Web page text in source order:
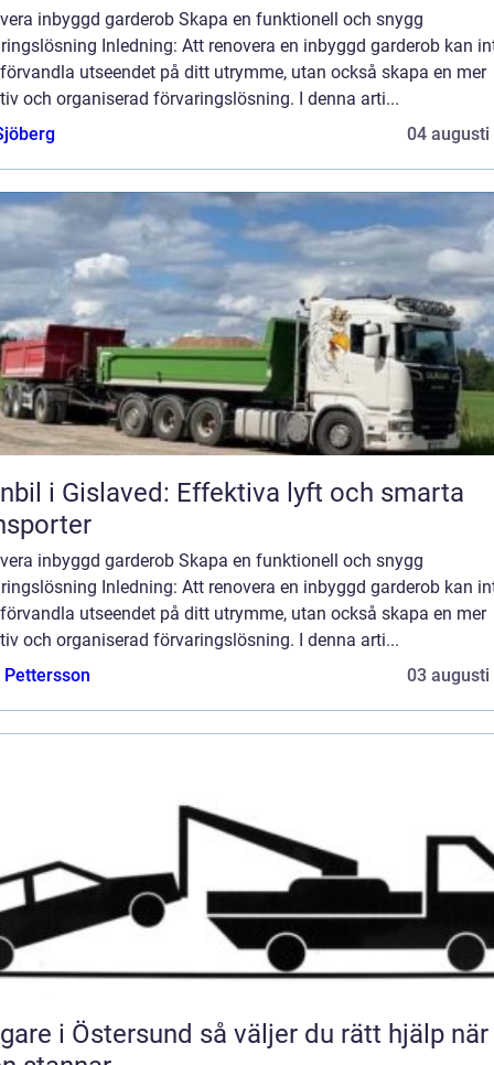
inbyggd garderob Skapa en funktionell och snygg
Inledning: Att renovera en inbyggd garderob kan
utseendet på ditt utrymme, utan också skapa en mer
och organiserad förvaringslösning. I denna arti...
04 augusti
i Gislaved: Effektiva lyft och smarta
inbyggd garderob Skapa en funktionell och snygg
Inledning: Att renovera en inbyggd garderob kan
utseendet på ditt utrymme, utan också skapa en mer
och organiserad förvaringslösning. I denna arti...
03 augusti
Östersund så väljer du rätt hjälp när